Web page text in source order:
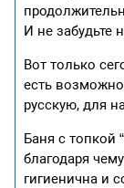
И не забудьте
Вот только
есть
русскую, для
Баня с топкой
благодаря
гигиенична и